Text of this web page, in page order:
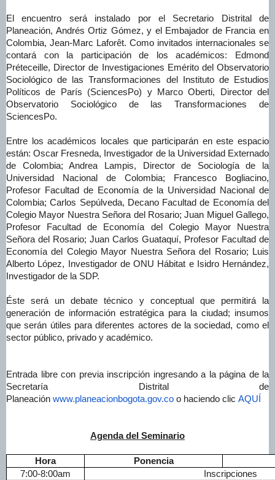
El encuentro será instalado por el Secretario Distrital de
Planeación, Andrés Ortiz Gómez, y el Embajador de Francia en
Colombia, Jean-Marc Laforêt. Como invitados internacionales se
contará con la participación de los académicos: Edmond
Préteceille, Director de Investigaciones Emérito del Observatorio
Sociológico de las Transformaciones del Instituto de Estudios
Políticos de París (SciencesPo) y Marco Oberti, Director del
Observatorio Sociológico de las Transformaciones de
SciencesPo.
Entre los académicos locales que participarán en este espacio
están: Oscar Fresneda, Investigador de la Universidad Externado
de Colombia; Andrea Lampis, Director de Sociología de la
Universidad Nacional de Colombia; Francesco Bogliacino,
Profesor Facultad de Economía de la Universidad Nacional de
Colombia; Carlos Sepúlveda, Decano Facultad de Economía del
Colegio Mayor Nuestra Señora del Rosario; Juan Miguel Gallego,
Profesor Facultad de Economía del Colegio Mayor Nuestra
Señora del Rosario; Juan Carlos Guataquí, Profesor Facultad de
Economía del Colegio Mayor Nuestra Señora del Rosario; Luis
Alberto López, Investigador de ONU Hábitat e Isidro Hernández,
Investigador de la SDP.
Éste será un debate técnico y conceptual que permitirá la
generación de información estratégica para la ciudad; insumos
que serán útiles para diferentes actores de la sociedad, como el
sector público, privado y académico.
Entrada libre con previa inscripción ingresando a la página de la
Secretaría Distrital de
Planeación www.planeacionbogota.gov.co o haciendo clic AQUÍ
Agenda del Seminario
Hora
Ponencia
7:00-8:00am
Inscripciones